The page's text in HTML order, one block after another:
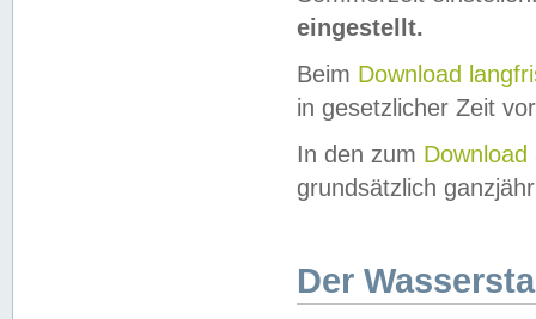
eingestellt.
Beim Download
in gesetzlicher Zeit
In den zum Download
grundsätzlich
Der